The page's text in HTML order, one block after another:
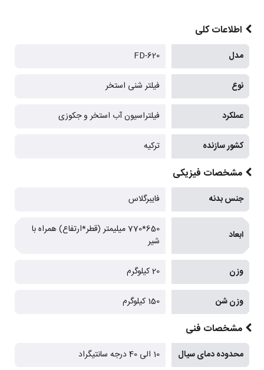
اطلاعات کلی
مدل FD-620
نوع فیلتر شنی استخر
عملکرد فیلتراسیون آب استخر و جکوزی
کشور سازنده ترکیه
مشخصات فیزیکی
جنس بدنه فایبرگلاس
ابعاد
650*770 میلیمتر (قطر*ارتفاع) همراه با
شیر
وزن 20 کیلوگرم
وزن شن 150 کیلوگرم
مشخصات فنی
محدوده دمای سیال 10 الی 40 درجه سانتیگراد